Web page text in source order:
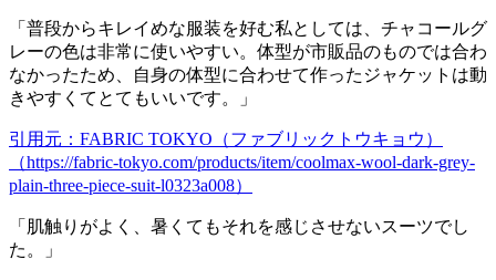
「普段からキレイめな服装を好む私としては、チャコールグ
レーの色は非常に使いやすい。体型が市販品のものでは合わ
なかったため、自身の体型に合わせて作ったジャケットは動
きやすくてとてもいいです。」
引用元：FABRIC TOKYO（ファブリックトウキョウ）
（https://fabric-tokyo.com/products/item/coolmax-wool-dark-grey-
plain-three-piece-suit-l0323a008）
「肌触りがよく、暑くてもそれを感じさせないスーツでし
た。」